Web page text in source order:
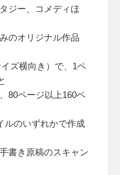
ジー、コメディほ
のオリジナル作品
ズ横向き）で、1ペ
80ページ以上160ペ
ルのいずれかで作成
書き原稿のスキャン